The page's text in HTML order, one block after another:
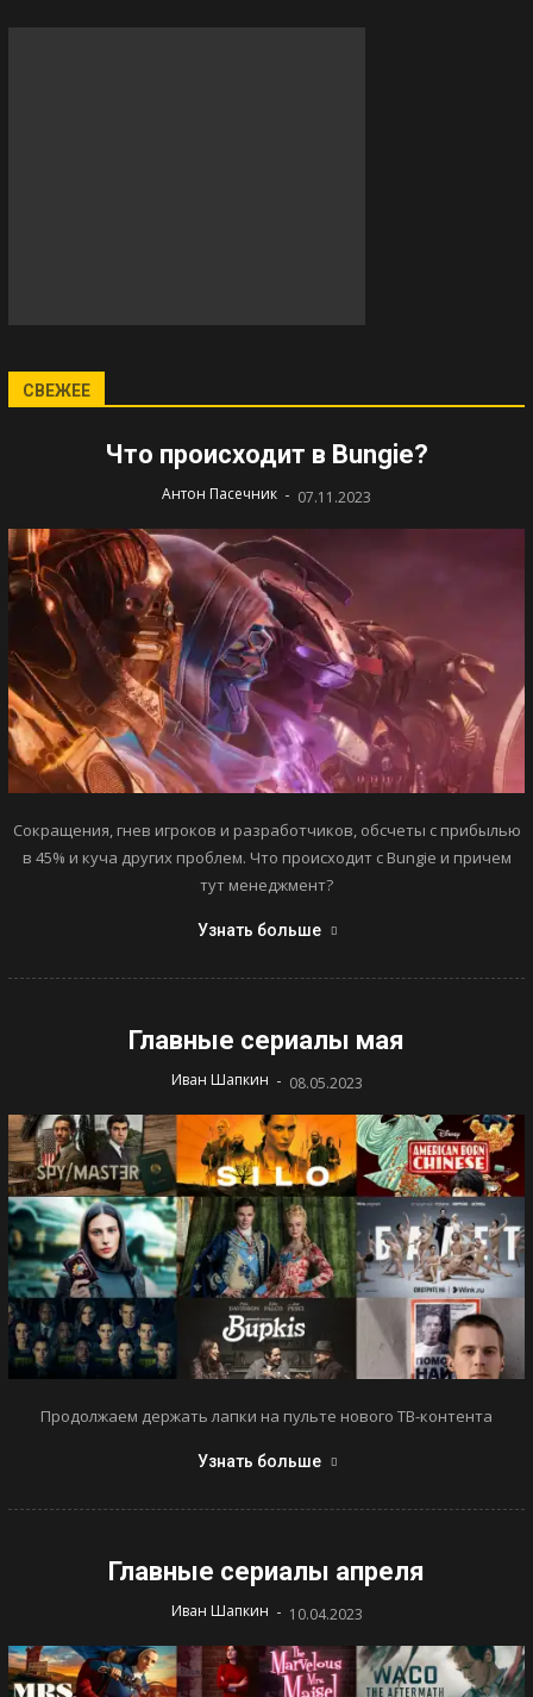
СВЕЖЕЕ
Что происходит в Bungie?
Антон Пасечник - 07.11.2023
Сокращения, гнев игроков и разработчиков, обсчеты с прибылью
в 45% и куча других проблем. Что происходит с Bungie и причем
тут менеджмент?
Узнать больше
Главные сериалы мая
Иван Шапкин - 08.05.2023
Продолжаем держать лапки на пульте нового ТВ-контента
Узнать больше
Главные сериалы апреля
Иван Шапкин - 10.04.2023